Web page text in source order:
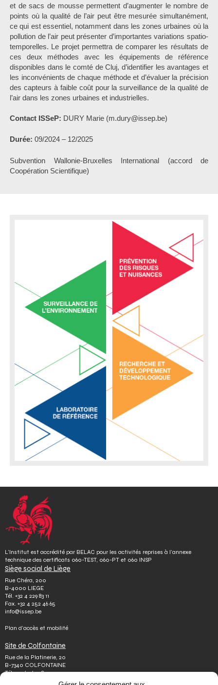
et de sacs de mousse permettent d’augmenter le nombre de
points où la qualité de l’air peut être mesurée simultanément,
ce qui est essentiel, notamment dans les zones urbaines où la
pollution de l’air peut présenter d’importantes variations spatio-
temporelles. Le projet permettra de comparer les résultats de
ces deux méthodes avec les équipements de référence
disponibles dans le comté de Cluj, d’identifier les avantages et
les inconvénients de chaque méthode et d’évaluer la précision
des capteurs à faible coût pour la surveillance de la qualité de
l’air dans les zones urbaines et industrielles.
Contact ISSeP: DURY Marie (m.dury@issep.be)
Durée: 09/2024 – 12/2025
Subvention Wallonie-Bruxelles International (accord de
Coopération Scientifique)
L’Institut est accrédité par BELAC pour les activités reprises à l’annexe
technique des certificats 060-TEST, 060-PT et 060 INSP
Siège social de Liège
Rue Chéra, 200
B-4000 LIEGE
Tél. +32 4 229 83 11
Fax. +32 4 252 46 65
info@issep.be
Plan d’accès et mobilité
Site de Colfontaine
Rue de la Platinerie, 20
B-7340 COLFONTAINE
Tél.+32 65 610 813